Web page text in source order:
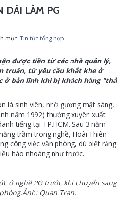
DÀI LÀM PG
mục: Tin tức tổng hợp
được tiền từ các nhà quản lý,
truân, từ yêu cầu khắt khe ở
ở bản lĩnh khi bị khách hàng "thả
là sinh viên, nhờ gương mặt sáng,
năm 1992) thường xuyên xuất
tiếng tại TP.HCM. Sau 3 năm
trầm trong nghề, Hoài Thiên
công việc văn phòng, dù biết rằng
hào nhoáng như trước.
ở nghề PG trước khi chuyển sang
Ảnh: Quan Tran.